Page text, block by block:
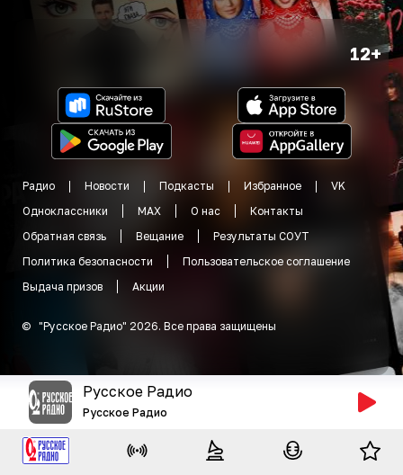
12+
Радио Новости Подкасты Избранное
VK
Одноклассники
MAX О нас
Контакты
Обратная связь
Вещание
Результаты СОУТ
Политика безопасности
Пользовательское соглашение
Выдача призов
Акции
© "Русское Радио" 2026. Все права защищены
Русское Радио
Русское Радио